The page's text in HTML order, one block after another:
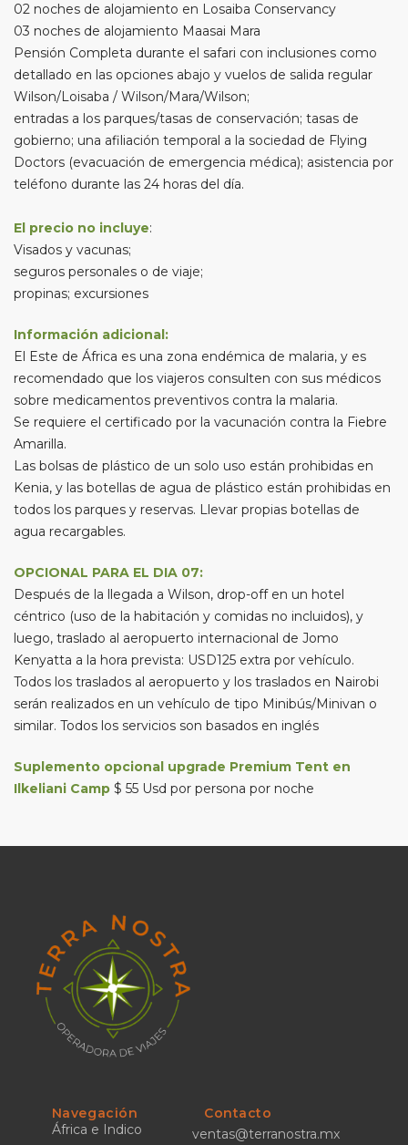
02 noches de alojamiento en Losaiba Conservancy
03 noches de alojamiento Maasai Mara
Pensión Completa durante el safari con inclusiones como
detallado en las opciones abajo y vuelos de salida regular
Wilson/Loisaba / Wilson/Mara/Wilson;
entradas a los parques/tasas de conservación; tasas de
gobierno; una afiliación temporal a la sociedad de Flying
Doctors (evacuación de emergencia médica); asistencia por
teléfono durante las 24 horas del día.
El precio no incluye:
Visados y vacunas;
seguros personales o de viaje;
propinas; excursiones
Información adicional:
El Este de África es una zona endémica de malaria, y es
recomendado que los viajeros consulten con sus médicos
sobre medicamentos preventivos contra la malaria.
Se requiere el certificado por la vacunación contra la Fiebre
Amarilla.
Las bolsas de plástico de un solo uso están prohibidas en
Kenia, y las botellas de agua de plástico están prohibidas en
todos los parques y reservas. Llevar propias botellas de
agua recargables.
OPCIONAL PARA EL DIA 07:
Después de la llegada a Wilson, drop-off en un hotel
céntrico (uso de la habitación y comidas no incluidos), y
luego, traslado al aeropuerto internacional de Jomo
Kenyatta a la hora prevista: USD125 extra por vehículo.
Todos los traslados al aeropuerto y los traslados en Nairobi
serán realizados en un vehículo de tipo Minibús/Minivan o
similar. Todos los servicios son basados en inglés
Suplemento opcional upgrade Premium Tent en
Ilkeliani Camp $ 55 Usd por persona por noche
Navegación
África e Indico
Contacto
ventas@terranostra.mx